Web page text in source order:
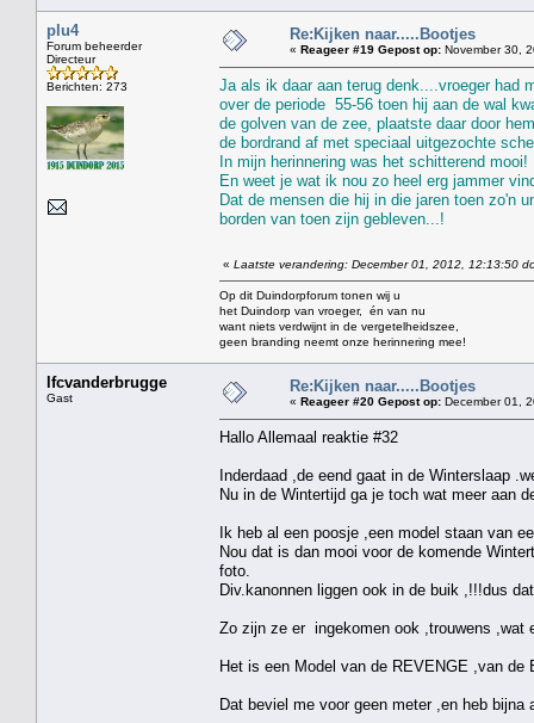
plu4
Forum beheerder
Directeur
Berichten: 273
Re:Kijken naar.....Bootjes
« Reageer #19 Gepost op: November 30,
Ja als ik daar aan terug denk....vroeger had
over de periode 55-56 toen hij aan de wal
de golven van de zee, plaatste daar door
de bordrand af met speciaal uitgezochte
In mijn herinnering was het schitterend mooi!
En weet je wat ik nou zo heel erg jammer
Dat de mensen die hij in die jaren toen zo'n
borden van toen zijn gebleven...!
« Laatste verandering: December 01, 2012, 12:13:50
Op dit Duindorpforum tonen wij u
het Duindorp van vroeger, én van nu
want niets verdwijnt in de vergetelheidszee,
geen branding neemt onze herinnering mee!
lfcvanderbrugge
Gast
Re:Kijken naar.....Bootjes
« Reageer #20 Gepost op: December 01,
Hallo Allemaal reaktie #32
Inderdaad ,de eend gaat in de Winterslaap
Nu in de Wintertijd ga je toch wat meer aan
Ik heb al een poosje ,een model staan van
Nou dat is dan mooi voor de komende
foto.
Div.kanonnen liggen ook in de buik ,!!!dus
Zo zijn ze er ingekomen ook ,trouwens ,wat
Het is een Model van de REVENGE ,van
Dat beviel me voor geen meter ,en heb